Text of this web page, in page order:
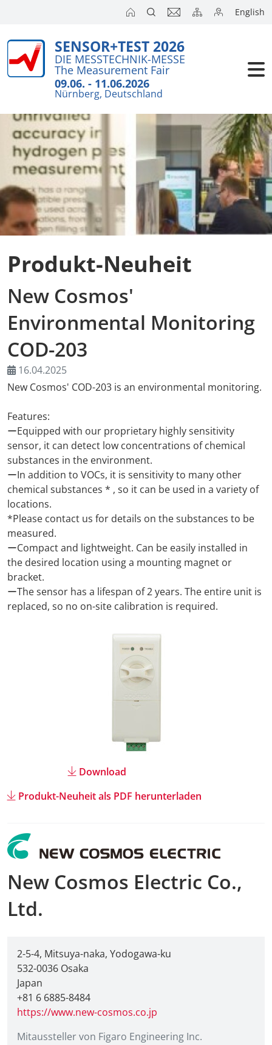
English
SENSOR+TEST 2026
DIE MESSTECHNIK-MESSE
The Measurement Fair
09.06. - 11.06.2026
Nürnberg, Deutschland
Produkt-Neuheit
New Cosmos'
Environmental Monitoring
COD-203
16.04.2025
Download
New Cosmos' COD-203 is an environmental monitoring.
Features:
ーEquipped with our proprietary highly sensitivity
sensor, it can detect low concentrations of chemical
substances in the environment.
ーIn addition to VOCs, it is sensitivity to many other
chemical substances * , so it can be used in a variety of
locations.
*Please contact us for details on the substances to be
measured.
ーCompact and lightweight. Can be easily installed in
the desired location using a mounting magnet or
bracket.
ーThe sensor has a lifespan of 2 years. The entire unit is
replaced, so no on-site calibration is required.
Produkt-Neuheit als PDF herunterladen
New Cosmos Electric Co.,
Ltd.
2-5-4, Mitsuya-naka, Yodogawa-ku
532-0036 Osaka
Japan
+81 6 6885-8484
https://www.new-cosmos.co.jp
Mitaussteller von Figaro Engineering Inc.
SENSOR
SENSOR
Aussteller
Kongresse
Digitaler
Rückblick
Besucher
Presse